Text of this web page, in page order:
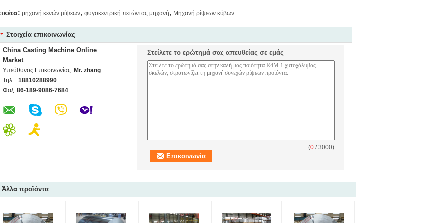
μηχανή κενών ρίψεων, φυγοκεντρική πετώντας μηχανή, Μηχανή ρίψεων κύβων
Στοιχεία επικοινωνίας
China Casting Machine Online
Market
Υπεύθυνος Επικοινωνίας: Mr. zhang
Τηλ.:: 18810288990
Φαξ: 86-189-9086-7684
Στείλετε το ερώτημά σας απευθείας σε εμάς
(0 / 3000)
Άλλα προϊόντα